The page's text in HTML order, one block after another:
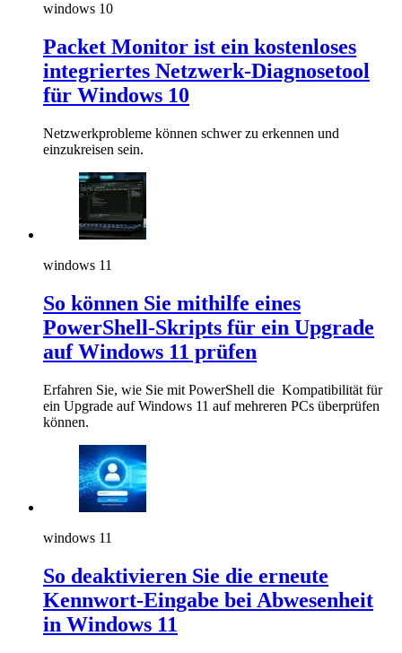
windows 10
Packet Monitor ist ein kostenloses
integriertes Netzwerk-Diagnosetool
für Windows 10
Netzwerkprobleme können schwer zu erkennen und
einzukreisen sein.
windows 11
So können Sie mithilfe eines
PowerShell-Skripts für ein Upgrade
auf Windows 11 prüfen
Erfahren Sie, wie Sie mit PowerShell die Kompatibilität für
ein Upgrade auf Windows 11 auf mehreren PCs überprüfen
können.
windows 11
So deaktivieren Sie die erneute
Kennwort-Eingabe bei Abwesenheit
in Windows 11